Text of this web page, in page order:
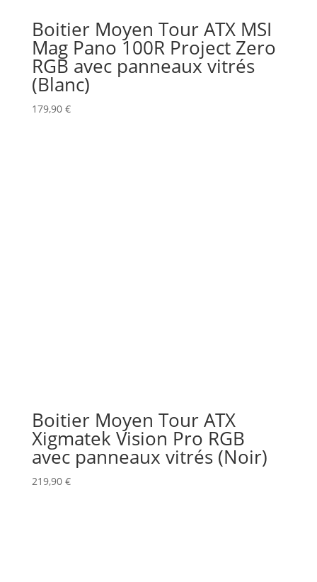
Boitier Moyen Tour ATX MSI
Mag Pano 100R Project Zero
RGB avec panneaux vitrés
(Blanc)
179,90 €
Boitier Moyen Tour ATX
Xigmatek Vision Pro RGB
avec panneaux vitrés (Noir)
219,90 €